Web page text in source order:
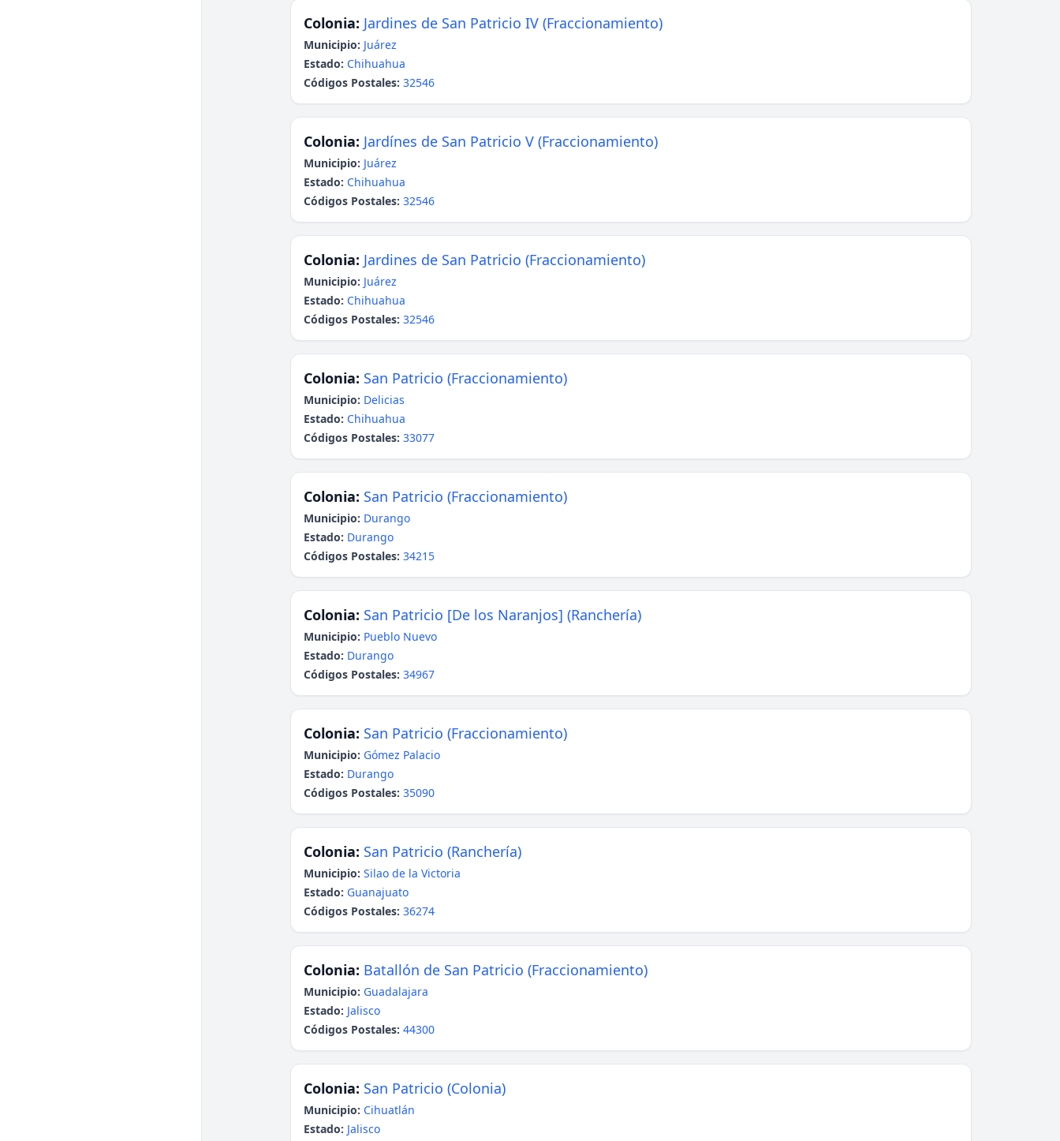
Colonia: Jardines de San Patricio IV (Fraccionamiento)
Municipio: Juárez
Estado: Chihuahua
Códigos Postales: 32546
Colonia: Jardínes de San Patricio V (Fraccionamiento)
Municipio: Juárez
Estado: Chihuahua
Códigos Postales: 32546
Colonia: Jardines de San Patricio (Fraccionamiento)
Municipio: Juárez
Estado: Chihuahua
Códigos Postales: 32546
Colonia: San Patricio (Fraccionamiento)
Municipio: Delicias
Estado: Chihuahua
Códigos Postales: 33077
Colonia: San Patricio (Fraccionamiento)
Municipio: Durango
Estado: Durango
Códigos Postales: 34215
Colonia: San Patricio [De los Naranjos] (Ranchería)
Municipio: Pueblo Nuevo
Estado: Durango
Códigos Postales: 34967
Colonia: San Patricio (Fraccionamiento)
Municipio: Gómez Palacio
Estado: Durango
Códigos Postales: 35090
Colonia: San Patricio (Ranchería)
Municipio: Silao de la Victoria
Estado: Guanajuato
Códigos Postales: 36274
Colonia: Batallón de San Patricio (Fraccionamiento)
Municipio: Guadalajara
Estado: Jalisco
Códigos Postales: 44300
Colonia: San Patricio (Colonia)
Municipio: Cihuatlán
Estado: Jalisco